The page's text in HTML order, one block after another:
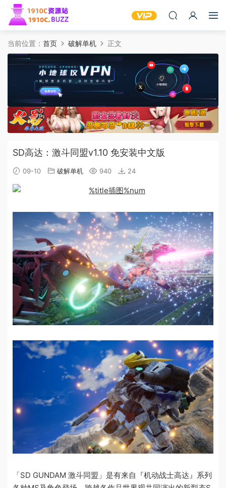
当前位置： 首页 破解单机 正文
SD高达：激斗同盟v1.10 免安装中文版
09-10 破解单机 940 24
「SD GUNDAM 激斗同盟」是有来自『机动战士高达』系列